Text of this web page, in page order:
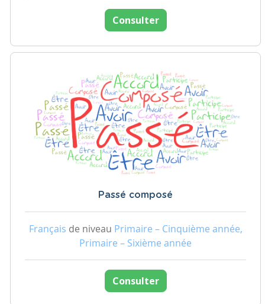
Consulter
Passé composé
Français de niveau Primaire – Cinquième année,
Primaire – Sixième année
Consulter